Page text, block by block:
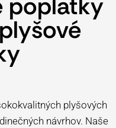
plyšových
návrhov. Naše